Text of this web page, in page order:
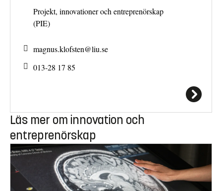
Projekt, innovationer och entreprenörskap
(PIE)
magnus.klofsten@liu.se
013-28 17 85
Läs mer om innovation och
entreprenörskap